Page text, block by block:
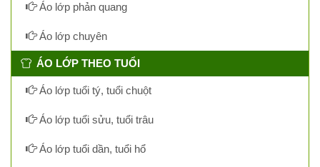
Áo lớp phản quang
Áo lớp chuyên
ÁO LỚP THEO TUỔI
Áo lớp tuổi tý, tuổi chuột
Áo lớp tuổi sửu, tuổi trâu
Áo lớp tuổi dần, tuổi hổ